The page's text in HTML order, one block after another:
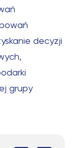
decyzji
grupy